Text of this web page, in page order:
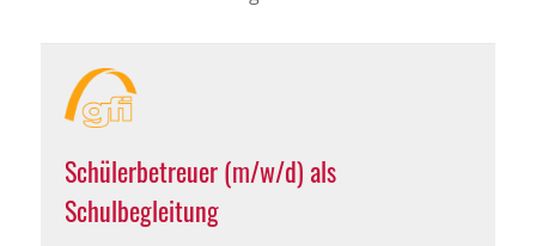
Schülerbetreuer (m/w/d) als
Schulbegleitung